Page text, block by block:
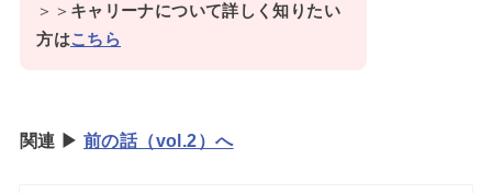
＞＞ キャリーナについて詳しく知りたい
方はこちら
関連 ▶︎ 前の話（vol.2）へ